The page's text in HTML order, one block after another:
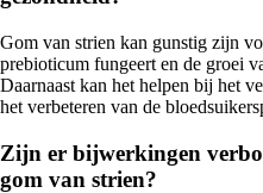
Gom van strien kan gunstig zijn
prebioticum fungeert en de groei
Daarnaast kan het helpen bij het
het verbeteren van de
Zijn er bijwerkingen
gom van strien?